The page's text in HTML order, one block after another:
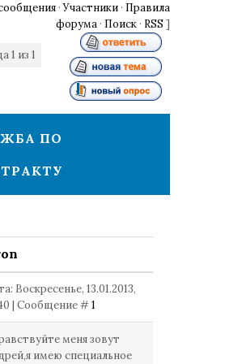
·Участники · Правила
форума · Поиск · RSS ]
1 из 1
ПО
Воскресенье, 13.01.2013,
| Сообщение #1
меня зовут
имею специальное